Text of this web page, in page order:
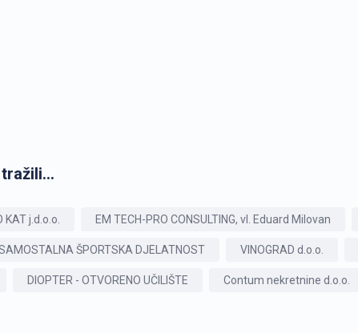
KAT j.d.o.o. EM TECH-PRO CONSULTING, vl. Eduard Milovan
ŠPORTSKA DJELATNOST VINOGRAD d.o.o.
DIOPTER - OTVORENO UČILIŠTE Contum nekretnine d.o.o.